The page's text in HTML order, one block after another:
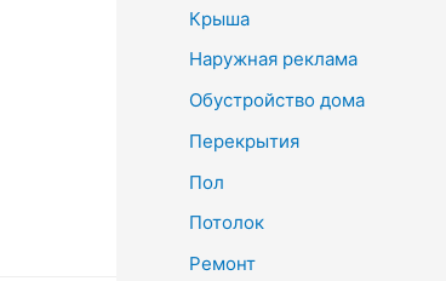
Крыша
Наружная реклама
Обустройство дома
Перекрытия
Пол
Потолок
Ремонт